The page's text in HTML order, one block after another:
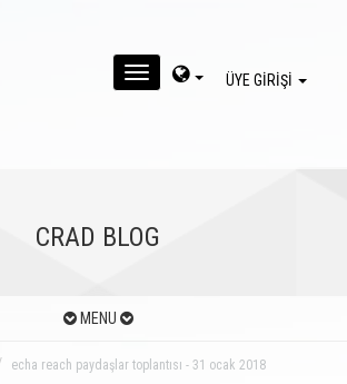
MENU ÜYE GİRİŞİ
CRAD BLOG
MENU
echa reach paydaşlar toplantısı - 31 ocak 2018